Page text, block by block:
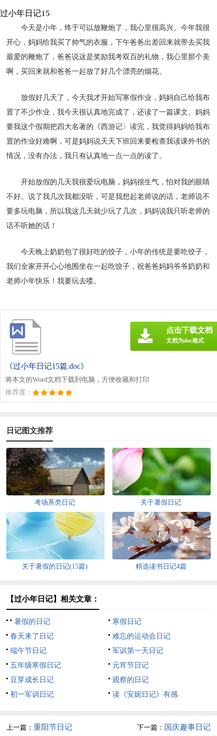
过小年日记15
今天是小年，终于可以放鞭炮了，我心里很高兴。今年我很
开心，妈妈给我买了帅气的衣服，下午爸爸出差回来就带去买我
最爱的鞭炮了，爸爸说这是奖励我考双百的礼物，我心里那个美
啊，买回来就和爸爸一起放了好几个漂亮的烟花。
放假好几天了，今天我才开始写寒假作业，妈妈自己给我布
置了不少作业，我今天很认真地完成了，还读了一篇课文。妈妈
要我这个假期把四大名著的《西游记〉读完，我觉得妈妈给我布
置的作业好难啊，可是妈妈说天天下班回来要检查我读课外书的
情况，没有办法，我只有认真地一点一点的读了。
开始放假的几天我很爱玩电脑，妈妈很生气，怕对我的眼睛
不好。说了我几次我都没听，可是我想起老师说的话，老师说不
要多玩电脑，所以我这几天就少玩了几次，妈妈说我只听老师的
话不听她的话！
今天晚上奶奶包了很好吃的饺子，小年的传统是要吃饺子，
我们全家开开心心地围坐在一起吃饺子，祝爸爸妈妈爷爷奶奶和
老师小年快乐！我要玩去喽。
《过小年日记15篇.doc》
将本文的Word文档下载到电脑，方便收藏和打印
推荐度：
点击下载文档
文档为doc格式
日记图文推荐
考场系类日记 关于暑假日记
关于暑假的日记(15篇) 精选读书日记4篇
【过小年日记】相关文章：
暑假的日记
寒假日记
春天来了日记
难忘的运动会日记
端午节日记
军训第一天日记
五年级寒假日记
元宵节日记
豆芽成长日记
观察的日记
初一军训日记
读《安妮日记》有感
上一篇：重阳节日记 下一篇： 国庆趣事日记